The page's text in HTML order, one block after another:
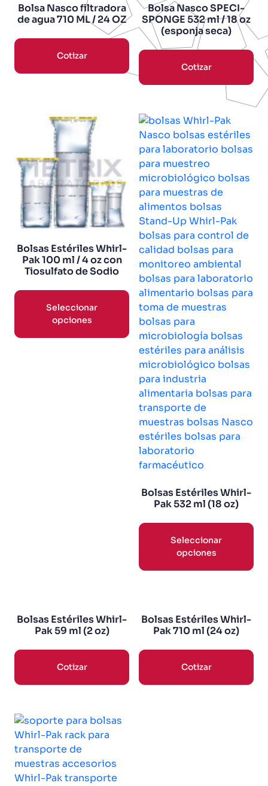
Bolsa Nasco filtradora
de agua 710 ML / 24 OZ
Cotizar
Bolsa Nasco SPECI-
SPONGE 532 ml / 18 oz
(esponja seca)
Cotizar
Bolsas Estériles Whirl-
Pak 100 ml / 4 oz con
Tiosulfato de Sodio
Seleccionar
opciones
Bolsas Estériles Whirl-
Pak 532 ml (18 oz)
Seleccionar
opciones
Bolsas Estériles Whirl-
Pak 59 ml (2 oz)
Cotizar
Bolsas Estériles Whirl-
Pak 710 ml (24 oz)
Cotizar